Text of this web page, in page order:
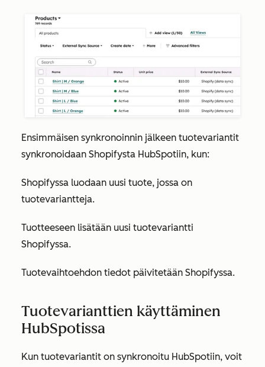
Ensimmäisen synkronoinnin jälkeen tuotevariantit
synkronoidaan Shopifysta HubSpotiin, kun:
Shopifyssa luodaan uusi tuote, jossa on
tuotevariantteja.
Tuotteeseen lisätään uusi tuotevariantti
Shopifyssa.
Tuotevaihtoehdon tiedot päivitetään Shopifyssa.
Tuotevarianttien käyttäminen
HubSpotissa
Kun tuotevariantit on synkronoitu HubSpotiin, voit